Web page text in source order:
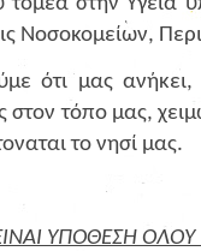
Νοσοκομείων,
ότι μας
στον τόπο μας,
το νησί μας.
ΥΠΟΘΕΣΗ